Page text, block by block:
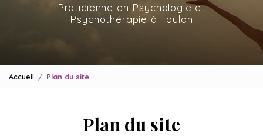
Praticienne en Psychologie et
Psychothérapie à Toulon
Accueil Plan du site
Plan du site